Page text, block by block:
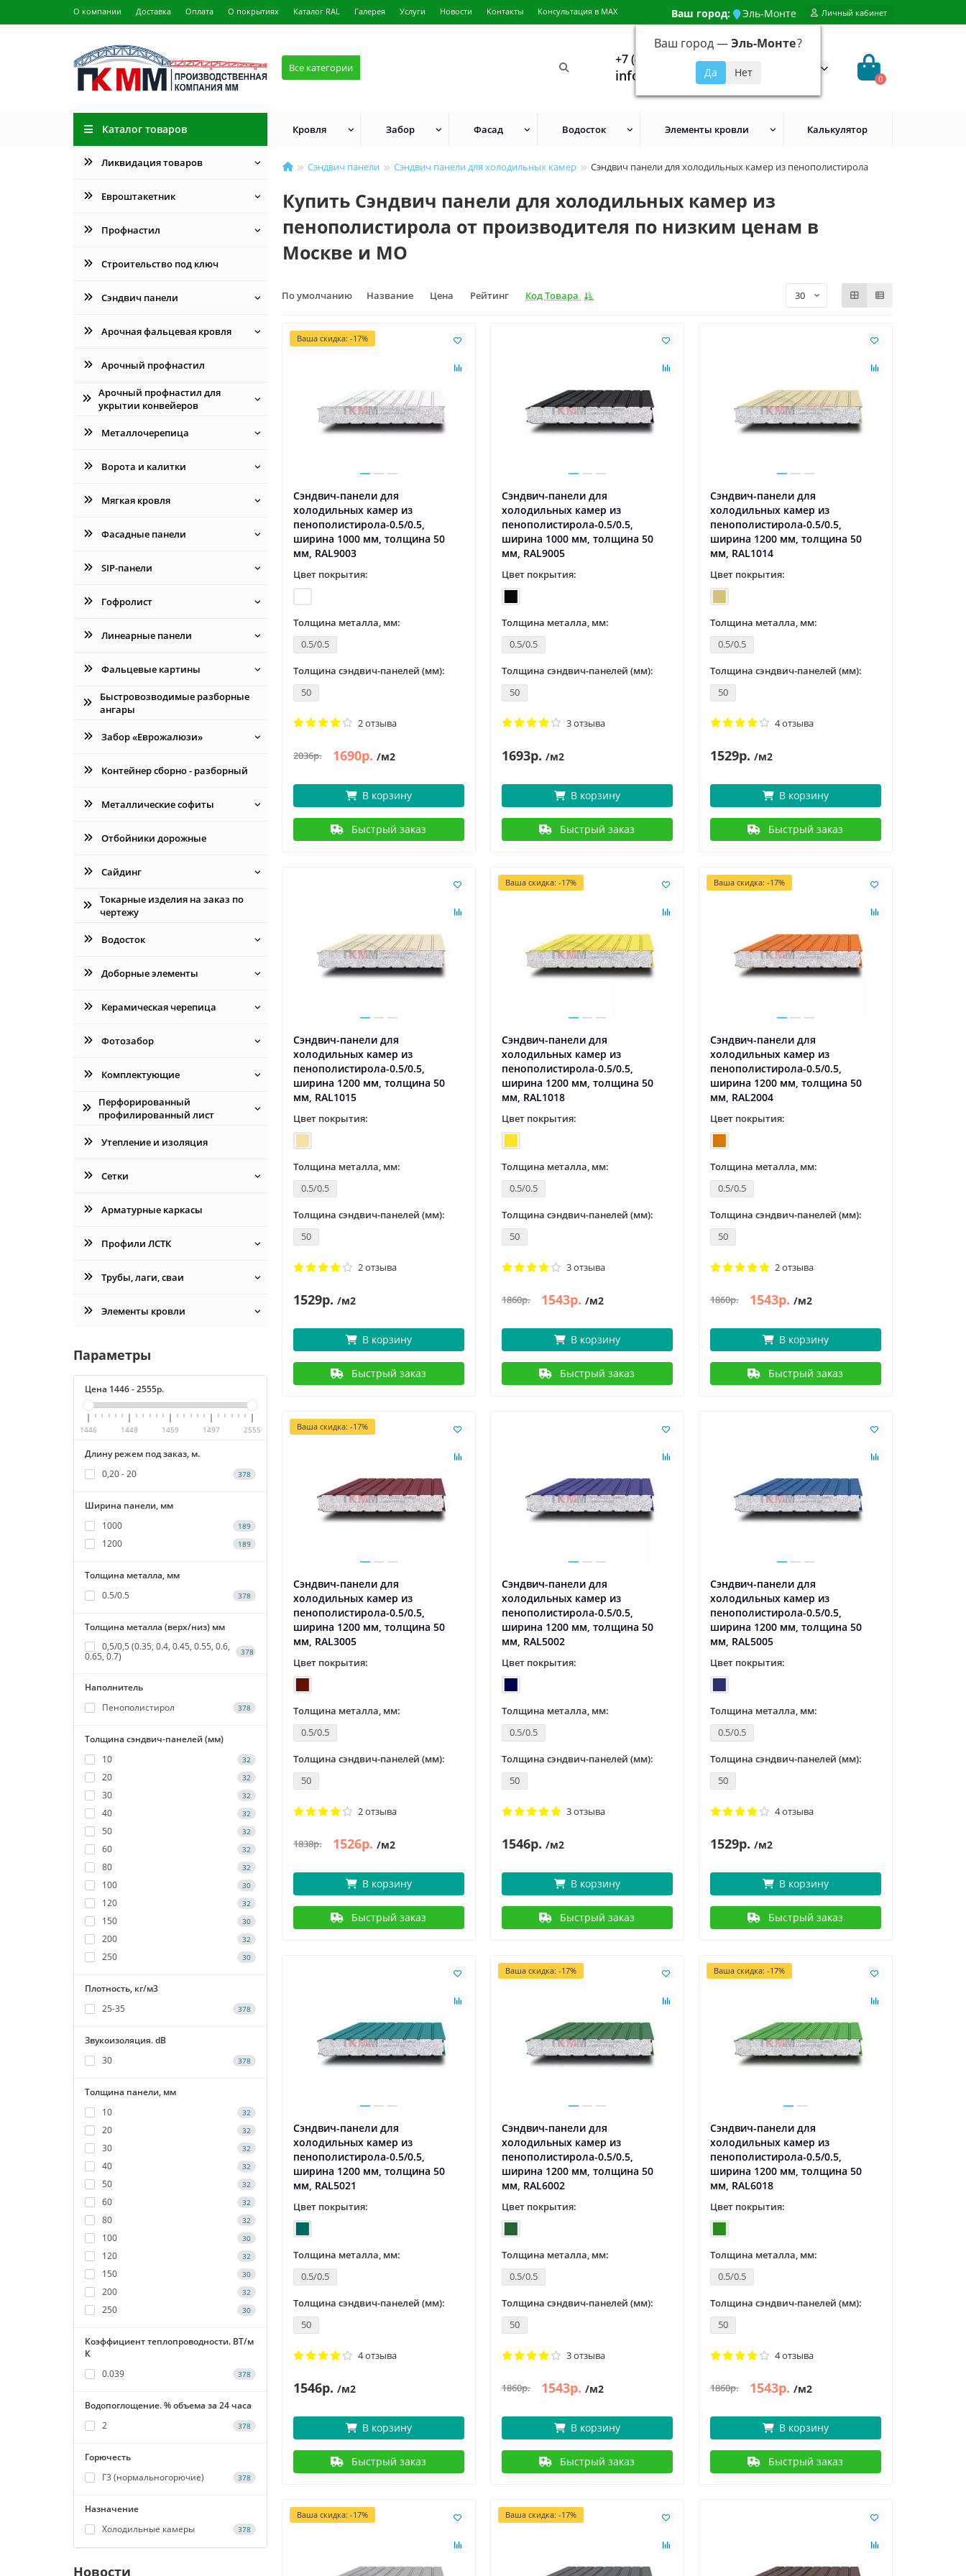
О компании Доставка Оплата О покрытиях Каталог RAL Галерея Услуги Новости Контакты Консультация в MAX Ваш город: Эль-Монте
Ваш город —Эль-Монте?
Личный кабинет
Все категории
+7 (499) 648-92-94
info@evroshtaketnikmoskva.ru 0
Каталог товаров
Ликвидация товаров
Евроштакетник
Профнастил
Строительство под ключ
Сэндвич панели
Арочная фальцевая кровля
Арочный профнастил
Арочный профнастил для
укрытии конвейеров
Металлочерепица
Ворота и калитки
Мягкая кровля
Фасадные панели
SIP-панели
Гофролист
Линеарные панели
Фальцевые картины
Быстровозводимые разборные
ангары
Забор «Еврожалюзи»
Контейнер сборно - разборный
Металлические софиты
Отбойники дорожные
Сайдинг
Токарные изделия на заказ по
чертежу
Водосток
Доборные элементы
Керамическая черепица
Фотозабор
Комплектующие
Перфорированный
профилированный лист
Утепление и изоляция
Сетки
Арматурные каркасы
Профили ЛСТК
Трубы, лаги, сваи
Элементы кровли
Кровля Забор Фасад Водосток Элементы кровли Калькулятор
Сэндвич панели Сэндвич панели для холодильных камер Сэндвич панели для холодильных камер из пенополистирола
Купить Сэндвич панели для холодильных камер из
пенополистирола от производителя по низким ценам в
Москве и МО
Параметры
Цена 1446-2555р.
1446 1448 1459 1497 2555
Длину режем под заказ, м.
0,20 - 20
378
Ширина панели, мм
1000
189
1200 189
Толщина металла, мм
0.5/0.5
378
Толщина металла (верх/низ) мм
0,5/0,5 (0.35, 0.4, 0.45, 0.55, 0.6,
0.65, 0.7)
378
Наполнитель
Пенополистирол
378
Толщина сэндвич-панелей (мм)
10
32
20 32
30 32
40 32
50 32
60 32
80 32
100 30
120 32
150 30
200 32
250 30
Плотность, кг/м3
25-35
378
Звукоизоляция. dB
30
378
Толщина панели, мм
10
32
20 32
30 32
40 32
50 32
60 32
80 32
100 30
120 32
150 30
200 32
250 30
Коэффициент теплопроводности. ВТ/м
К
0.039
378
Водопоглощение. % объема за 24 часа
2
378
Горючесть
Г3 (нормальногорючие)
378
Назначение
Холодильные камеры
378
Новости
По умолчанию Название Цена Рейтинг Код Товара
Ваша скидка: -17%
Сэндвич-панели для
холодильных камер из
пенополистирола-0.5/0.5,
ширина 1000 мм, толщина 50
мм, RAL9003
Цвет покрытия:
Толщина металла, мм:
0.5/0.5
Толщина сэндвич-панелей (мм):
50
2 отзыва
2036р. 1690р. /м2
В корзину
Быстрый заказ
Сэндвич-панели для
холодильных камер из
пенополистирола-0.5/0.5,
ширина 1000 мм, толщина 50
мм, RAL9005
Цвет покрытия:
Толщина металла, мм:
0.5/0.5
Толщина сэндвич-панелей (мм):
50
3 отзыва
1693р. /м2
В корзину
Быстрый заказ
Сэндвич-панели для
холодильных камер из
пенополистирола-0.5/0.5,
ширина 1200 мм, толщина 50
мм, RAL1014
Цвет покрытия:
Толщина металла, мм:
0.5/0.5
Толщина сэндвич-панелей (мм):
50
4 отзыва
1529р. /м2
В корзину
Быстрый заказ
Сэндвич-панели для
холодильных камер из
пенополистирола-0.5/0.5,
ширина 1200 мм, толщина 50
мм, RAL1015
Цвет покрытия:
Толщина металла, мм:
0.5/0.5
Толщина сэндвич-панелей (мм):
50
2 отзыва
1529р. /м2
В корзину
Быстрый заказ
Ваша скидка: -17%
Сэндвич-панели для
холодильных камер из
пенополистирола-0.5/0.5,
ширина 1200 мм, толщина 50
мм, RAL1018
Цвет покрытия:
Толщина металла, мм:
0.5/0.5
Толщина сэндвич-панелей (мм):
50
3 отзыва
1860р. 1543р. /м2
В корзину
Быстрый заказ
Ваша скидка: -17%
Сэндвич-панели для
холодильных камер из
пенополистирола-0.5/0.5,
ширина 1200 мм, толщина 50
мм, RAL2004
Цвет покрытия:
Толщина металла, мм:
0.5/0.5
Толщина сэндвич-панелей (мм):
50
2 отзыва
1860р. 1543р. /м2
В корзину
Быстрый заказ
Ваша скидка: -17%
Сэндвич-панели для
холодильных камер из
пенополистирола-0.5/0.5,
ширина 1200 мм, толщина 50
мм, RAL3005
Цвет покрытия:
Толщина металла, мм:
0.5/0.5
Толщина сэндвич-панелей (мм):
50
2 отзыва
1838р. 1526р. /м2
В корзину
Быстрый заказ
Сэндвич-панели для
холодильных камер из
пенополистирола-0.5/0.5,
ширина 1200 мм, толщина 50
мм, RAL5002
Цвет покрытия:
Толщина металла, мм:
0.5/0.5
Толщина сэндвич-панелей (мм):
50
3 отзыва
1546р. /м2
В корзину
Быстрый заказ
Сэндвич-панели для
холодильных камер из
пенополистирола-0.5/0.5,
ширина 1200 мм, толщина 50
мм, RAL5005
Цвет покрытия:
Толщина металла, мм:
0.5/0.5
Толщина сэндвич-панелей (мм):
50
4 отзыва
1529р. /м2
В корзину
Быстрый заказ
Сэндвич-панели для
холодильных камер из
пенополистирола-0.5/0.5,
ширина 1200 мм, толщина 50
мм, RAL5021
Цвет покрытия:
Толщина металла, мм:
0.5/0.5
Толщина сэндвич-панелей (мм):
50
4 отзыва
1546р. /м2
В корзину
Быстрый заказ
Ваша скидка: -17%
Сэндвич-панели для
холодильных камер из
пенополистирола-0.5/0.5,
ширина 1200 мм, толщина 50
мм, RAL6002
Цвет покрытия:
Толщина металла, мм:
0.5/0.5
Толщина сэндвич-панелей (мм):
50
3 отзыва
1860р. 1543р. /м2
В корзину
Быстрый заказ
Ваша скидка: -17%
Сэндвич-панели для
холодильных камер из
пенополистирола-0.5/0.5,
ширина 1200 мм, толщина 50
мм, RAL6018
Цвет покрытия:
Толщина металла, мм:
0.5/0.5
Толщина сэндвич-панелей (мм):
50
4 отзыва
1860р. 1543р. /м2
В корзину
Быстрый заказ
Ваша скидка: -17% Ваша скидка: -17%